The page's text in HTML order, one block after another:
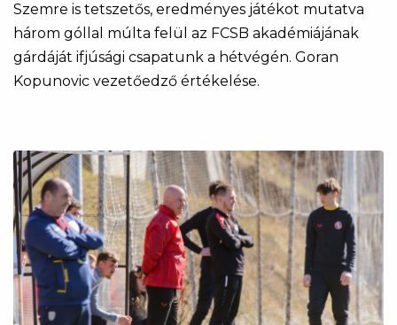
Szemre is tetszetős, eredményes játékot mutatva
három góllal múlta felül az FCSB akadémiájának
gárdáját ifjúsági csapatunk a hétvégén. Goran
Kopunovic vezetőedző értékelése.